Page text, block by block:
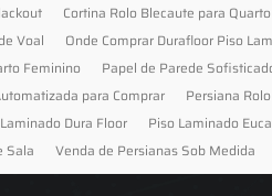
Cortina Rolo Blecaute para Quarto
Voal Onde Comprar Durafloor Piso
Feminino Papel de Parede
para Comprar Persiana
Dura Floor Piso Laminado
Sala Venda de Persianas Sob Medida